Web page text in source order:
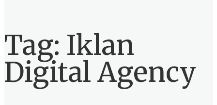
Tag: Iklan
Digital Agency